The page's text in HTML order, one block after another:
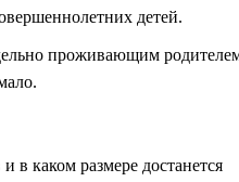
детей.
проживающим
в каком размере достанется